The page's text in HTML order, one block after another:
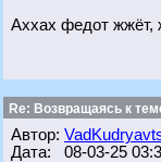
Аххах федот жжёт,
Re: Возвращаясь к
Автор:
Дата: 08-03-25